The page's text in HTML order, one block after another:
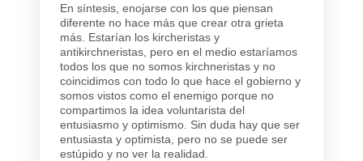
En síntesis, enojarse con los que piensan
diferente no hace más que crear otra grieta
más. Estarían los kircheristas y
antikirchneristas, pero en el medio estaríamos
todos los que no somos kirchneristas y no
coincidimos con todo lo que hace el gobierno y
somos vistos como el enemigo porque no
compartimos la idea voluntarista del
entusiasmo y optimismo. Sin duda hay que ser
entusiasta y optimista, pero no se puede ser
estúpido y no ver la realidad.